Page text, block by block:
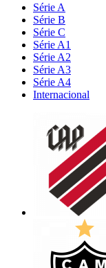
Série A
Série B
Série C
Série A1
Série A2
Série A3
Série A4
Internacional